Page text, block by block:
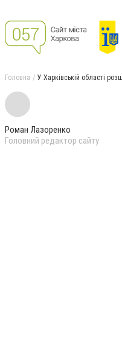
Головна У Харківській області
Роман Лазоренко
Головний редактор сайту